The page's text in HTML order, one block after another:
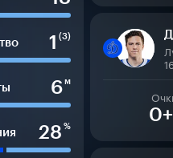
1 (3)
6м
28 %